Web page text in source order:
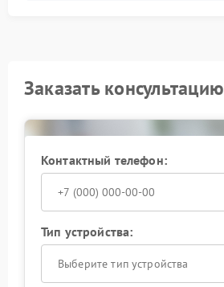
Заказать консультацию
Контактный телефон:
Тип устройства:
Выберите тип устройства